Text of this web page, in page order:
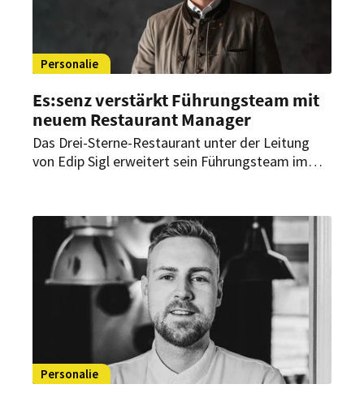
Personalie
Es:senz verstärkt Führungsteam mit
neuem Restaurant Manager
Das Drei-Sterne-Restaurant unter der Leitung
von Edip Sigl erweitert sein Führungsteam im
Expertise aus renommierten Spitzenhäusern mit.
Personalie